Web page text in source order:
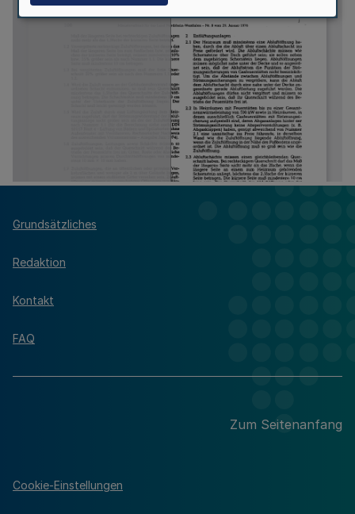
Grundsätzliches
Redaktion
Kontakt
FAQ
Zum Seitenanfang
Cookie-Einstellungen